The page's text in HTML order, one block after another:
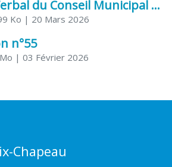
Procès-Verbal du Conseil Municipal du 20 mars 2026
Ko | 20 Mars 2026
n°55
| 03 Février 2026
Chapeau